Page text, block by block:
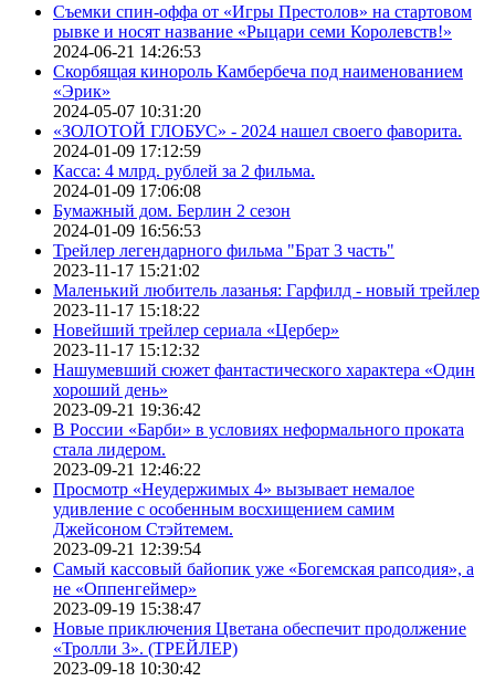
Съемки спин-оффа от «Игры Престолов» на стартовом
рывке и носят название «Рыцари семи Королевств!»
2024-06-21 14:26:53
Скорбящая кинороль Камбербеча под наименованием
«Эрик»
2024-05-07 10:31:20
«ЗОЛОТОЙ ГЛОБУС» - 2024 нашел своего фаворита.
2024-01-09 17:12:59
Касса: 4 млрд. рублей за 2 фильма.
2024-01-09 17:06:08
Бумажный дом. Берлин 2 сезон
2024-01-09 16:56:53
Трейлер легендарного фильма "Брат 3 часть"
2023-11-17 15:21:02
Маленький любитель лазанья: Гарфилд - новый трейлер
2023-11-17 15:18:22
Новейший трейлер сериала «Цербер»
2023-11-17 15:12:32
Нашумевший сюжет фантастического характера «Один
хороший день»
2023-09-21 19:36:42
В России «Барби» в условиях неформального проката
стала лидером.
2023-09-21 12:46:22
Просмотр «Неудержимых 4» вызывает немалое
удивление с особенным восхищением самим
Джейсоном Стэйтемем.
2023-09-21 12:39:54
Самый кассовый байопик уже «Богемская рапсодия», а
не «Оппенгеймер»
2023-09-19 15:38:47
Новые приключения Цветана обеспечит продолжение
«Тролли 3». (ТРЕЙЛЕР)
2023-09-18 10:30:42